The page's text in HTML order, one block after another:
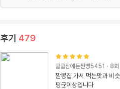
후기 479
쿨쿨잠에든찐빵5451 · 8회
짬뽕집 가서 먹는맛과 비
평균이상입니다